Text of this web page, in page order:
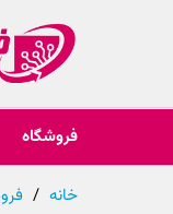
فروشگاه
خانه /